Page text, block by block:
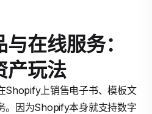
在线服务：
产玩法
Shopify上销售电子书、模板文
。因为Shopify本身就支持数字